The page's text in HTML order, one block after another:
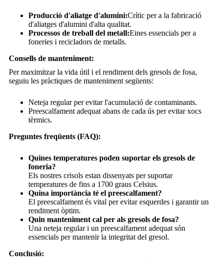
Producció d'aliatge d'alumini:Crític per a la fabricació
d'aliatges d'alumini d'alta qualitat.
Processos de treball del metall:Eines essencials per a
foneries i recicladors de metalls.
Consells de manteniment:
Per maximitzar la vida útil i el rendiment dels gresols de fosa,
seguiu les pràctiques de manteniment següents:
Neteja regular per evitar l'acumulació de contaminants.
Preescalfament adequat abans de cada ús per evitar xocs
tèrmics.
Preguntes freqüents (FAQ):
Quines temperatures poden suportar els gresols de
foneria?
Els nostres crisols estan dissenyats per suportar
temperatures de fins a 1700 graus Celsius.
Quina importància té el preescalfament?
El preescalfament és vital per evitar esquerdes i garantir un
rendiment òptim.
Quin manteniment cal per als gresols de fosa?
Una neteja regular i un preescalfament adequat són
essencials per mantenir la integritat del gresol.
Conclusió: